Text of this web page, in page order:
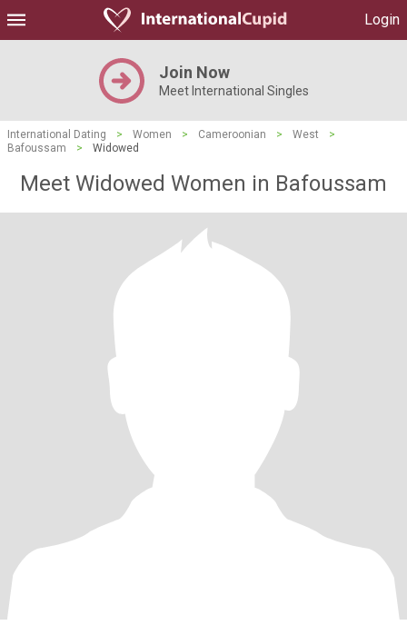
Login
Join Now
Meet International Singles
International Dating > Women > Cameroonian > West
>
Bafoussam
> Widowed
Meet Widowed Women in Bafoussam